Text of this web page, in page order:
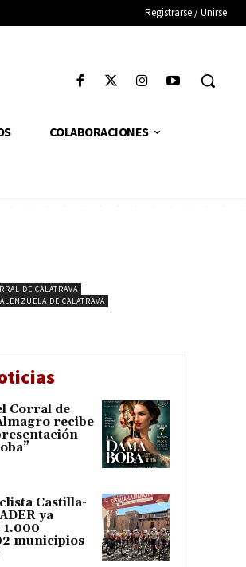
Registrarse / Unirse
COLABORACIONES
DE CALATRAVA
DE CALATRAVA
Corral de
recibe
Castilla-
ya
1.000
municipios